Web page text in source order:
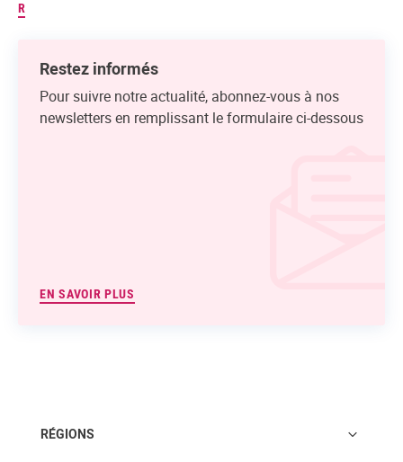
R
Restez informés
Pour suivre notre actualité, abonnez-vous à nos
newsletters en remplissant le formulaire ci-dessous
EN SAVOIR PLUS
RÉGIONS